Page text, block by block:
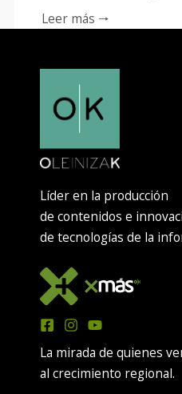
Leer más 🠒
Líder en la producción
de contenidos e
de tecnologías de la
La mirada de quienes
al crecimiento regional.